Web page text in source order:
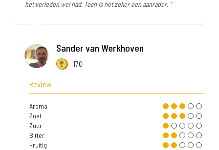
het verleden wel had. Toch is het zeker een aanrader. "
Sander van Werkhoven
170
Review
Aroma
Zoet
Zuur
Bitter
Fruitig